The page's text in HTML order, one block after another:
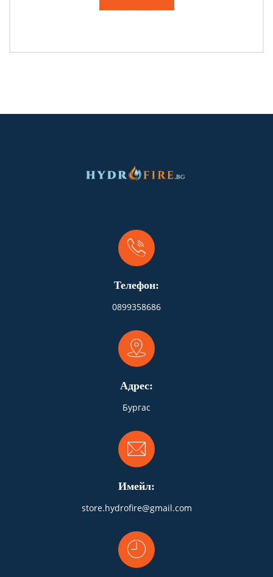
Телефон:
0899358686
Адрес:
Бургас
Имейл:
store.hydrofire@gmail.com